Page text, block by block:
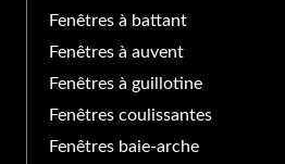
Fenêtres à battant
Fenêtres à auvent
Fenêtres à guillotine
Fenêtres coulissantes
Fenêtres baie-arche